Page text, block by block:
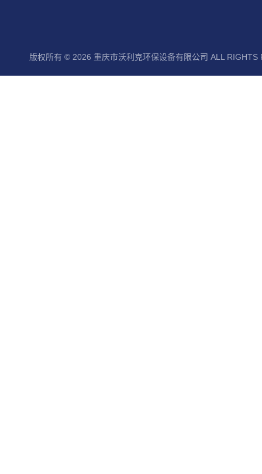
版权所有 © 2026 重庆市沃利克环保设备有限公司 ALL RIGHTS